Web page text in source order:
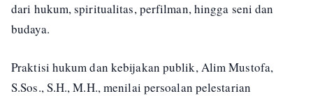
dari hukum, spiritualitas, perfilman, hingga seni dan
budaya.
Praktisi hukum dan kebijakan publik, Alim Mustofa,
S.Sos., S.H., M.H., menilai persoalan pelestarian